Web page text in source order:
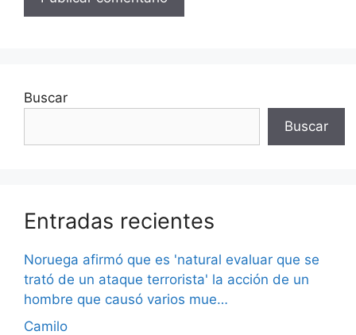
Buscar
Buscar
Entradas recientes
Noruega afirmó que es 'natural evaluar que se
trató de un ataque terrorista' la acción de un
hombre que causó varios mue…
Camilo